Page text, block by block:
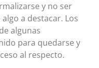
y no ser
a destacar. Los
algunas
para quedarse y
al respecto.